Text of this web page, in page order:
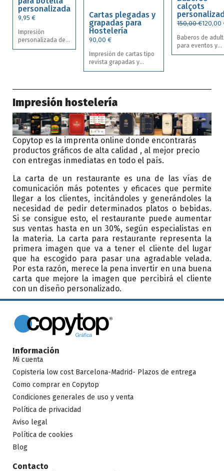
equipos, fiestas
celebraciones,
publicidad,
Si necesitas
de 10 unidades
clic aquí.
personalizada
9,95 €
Impresión
personalizada de
Bolsas para
Personalizadas,
perfectas para
regalar en
celebraciones,
promociones y
eventos.
Cartas plegadas y
grapadas para
Hostelería
90,00 €
Impresión de cartas tipo
revista grapadas y
plegadas para
12 y 16 páginas. Tipos de
premium. Plastificados en
mate o brillo a escoger. -
Polyart sintético 200gr.
Plástico Irrompible
resistente al agua y la
grasa.
calçots
150,00 €120,00
Baberos de
para eventos y
fiestas
Medida babero:
38x60cm.
Impresión hostelería
Copytop es la imprenta online donde encontrarás
productos gráficos de alta calidad , al mejor precio
con entregas inmediatas en todo el país.
La carta de un restaurante es una de las vías de
comunicación más potentes y eficaces que permite
llegar a los clientes, incitándoles y generándoles la
necesidad de pedir determinados platos o bebidas.
Si se consigue esto, el restaurante puede aumentar
sus ventas hasta en un 30%, según especialistas en
la materia. La carta para restaurante representa la
primera imagen que va a tener el cliente del lugar
que ha escogido para pasar una agradable velada.
Por esta razón, merece la pena invertir en una buena
carta que mejore la imagen que percibirá el cliente
con un diseño personalizado.
Información
Mi cuenta
Copisteria low cost Barcelona-Madrid- Plazos de entrega
Como comprar en Copytop
Condiciones generales de uso y venta
Política de privacidad
Aviso legal
Política de cookies
Blog
Contacto